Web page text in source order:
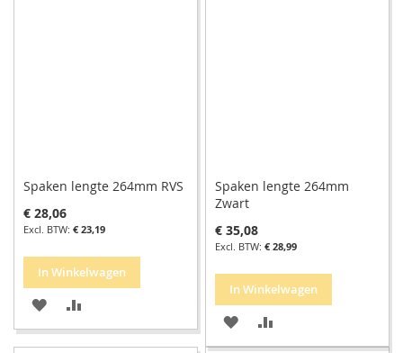
Spaken lengte 264mm RVS
€ 28,06
€ 23,19
In Winkelwagen
VOEG
TOE OM
Spaken lengte 264mm
Zwart
€ 35,08
€ 28,99
In Winkelwagen
VOEG